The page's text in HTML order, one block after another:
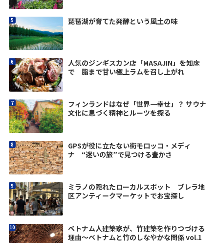
琵琶湖が育てた発酵という風土の味
人気のジンギスカン店「MASAJIN」を知床
で 脂まで甘い極上ラムを召し上がれ
フィンランドはなぜ「世界一幸せ」？ サウナ
文化に息づく精神とルーツを探る
GPSが役に立たない街モロッコ・メディ
ナ “迷いの旅”で見つける豊かさ
ミラノの隠れたローカルスポット ブレラ地
区アンティークマーケットでお宝探し
ベトナム人建築家が、竹建築を作りつづける
理由〜ベトナムと竹のしなやかな関係 vol.1